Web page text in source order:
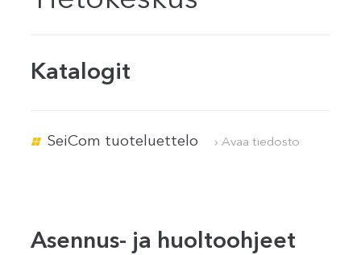
Katalogit
SeiCom tuoteluettelo › Avaa tiedosto
Asennus- ja huoltoohjeet